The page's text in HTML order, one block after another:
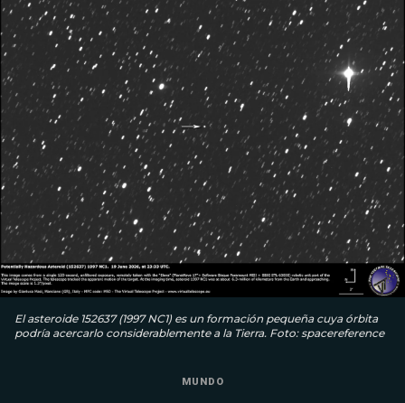
El asteroide 152637 (1997 NC1) es un formación pequeña cuya órbita
podría acercarlo considerablemente a la Tierra. Foto: spacereference
MUNDO